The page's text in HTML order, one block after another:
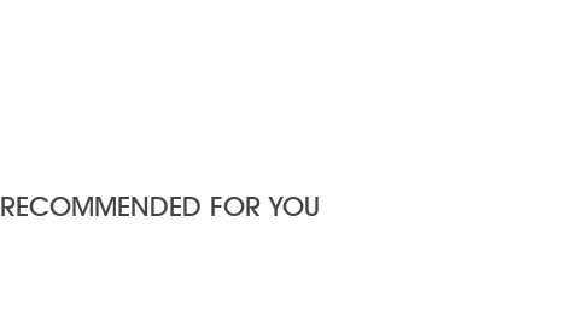
RECOMMENDED FOR YOU